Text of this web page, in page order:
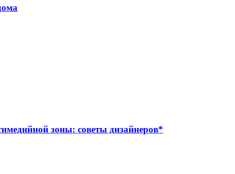
зоны: советы дизайнеров*